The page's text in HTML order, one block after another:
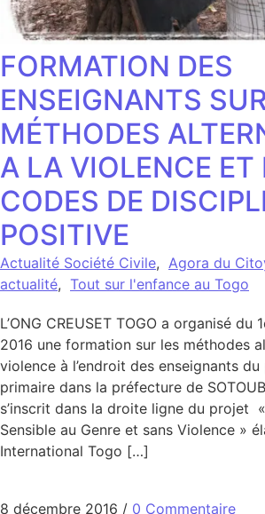
FORMATION DES
ENSEIGNANTS
MÉTHODES
A LA VIOLENCE ET
CODES DE
POSITIVE
Actualité Société Civile, Agora du
actualité, Tout sur l'enfance au Togo
L’ONG CREUSET TOGO a organisé du
2016 une formation sur les méthodes
violence à l’endroit des enseignants
primaire dans la préfecture de
s’inscrit dans la droite ligne du projet
Sensible au Genre et sans Violence »
International Togo […]
8 décembre 2016 / 0 Commentaire